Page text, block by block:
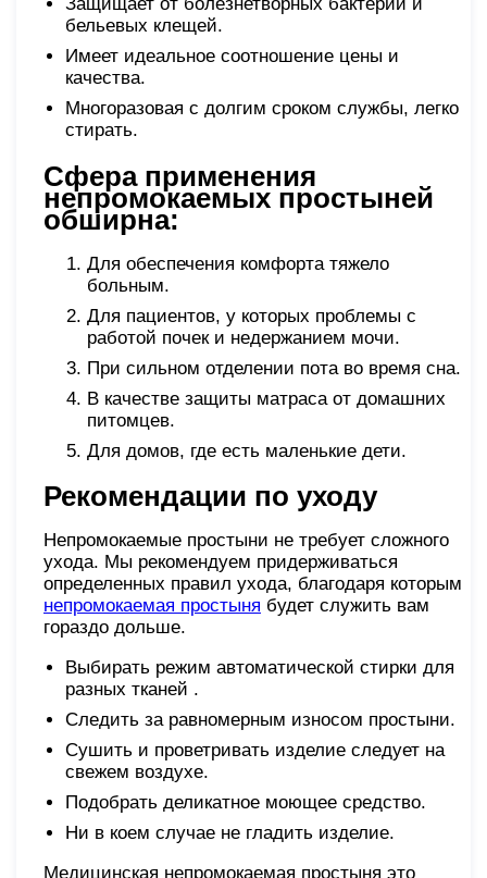
Защищает от болезнетворных бактерий и
бельевых клещей.
Имеет идеальное соотношение цены и
качества.
Многоразовая с долгим сроком службы, легко
стирать.
Сфера применения
непромокаемых простыней
обширна:
Для обеспечения комфорта тяжело
больным.
Для пациентов, у которых проблемы с
работой почек и недержанием мочи.
При сильном отделении пота во время сна.
В качестве защиты матраса от домашних
питомцев.
Для домов, где есть маленькие дети.
Рекомендации по уходу
Непромокаемые простыни не требует сложного
ухода. Мы рекомендуем придерживаться
определенных правил ухода, благодаря которым
непромокаемая простыня будет служить вам
гораздо дольше.
Выбирать режим автоматической стирки для
разных тканей .
Следить за равномерным износом простыни.
Сушить и проветривать изделие следует на
свежем воздухе.
Подобрать деликатное моющее средство.
Ни в коем случае не гладить изделие.
Медицинская непромокаемая простыня это